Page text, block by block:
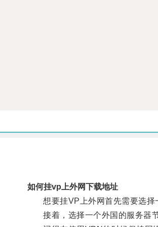
如何挂vp上外网下载地址
想要挂VP上外网首先需要选择
接着，选择一个外国的服务器节